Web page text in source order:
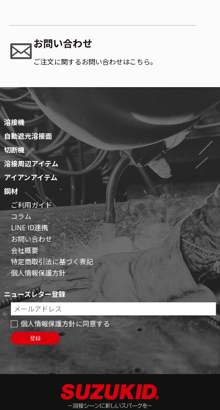
お問い合わせ
ご注文に関するお問い合わせはこちら。
溶接機
自動遮光溶接面
切断機
溶接周辺アイテム
アイアンアイテム
鋼材
ご利用ガイド
コラム
LINE ID連携
お問い合わせ
会社概要
特定商取引法に基づく表記
個人情報保護方針
ニュースレター登録
個人情報保護方針に同意する